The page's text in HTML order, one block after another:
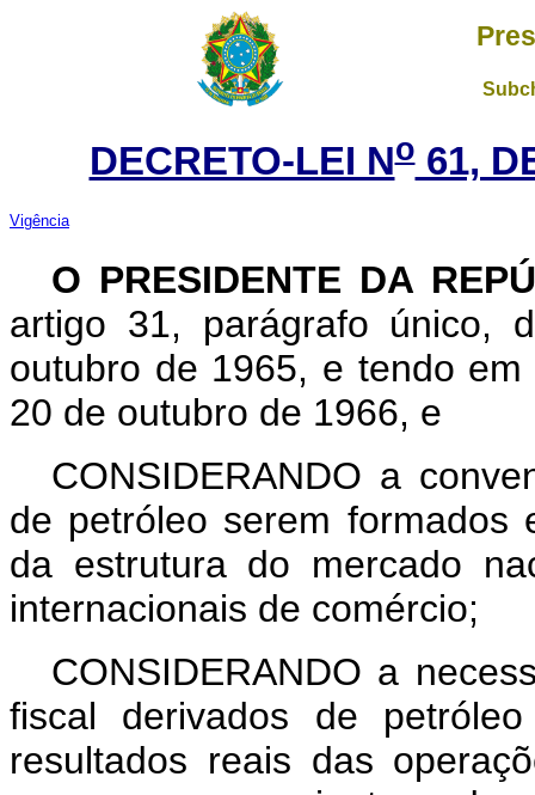
DECRETO-LEI No61,
Vigência
O PRESIDENTE DA
artigo 31, parágrafo único,
outubro de 1965, e tendo
20 de outubro de 1966, e
CONSIDERANDO a
de petróleo serem formados
da estrutura do mercado
internacionais de comércio;
CONSIDERANDO a
fiscal derivados de
resultados reais das